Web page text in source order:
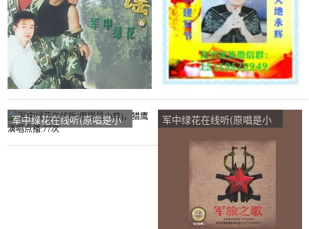
军中绿花在线听(原唱是小
曾)，猎鹰演唱点播:77次
军中绿花在线听(原唱是小